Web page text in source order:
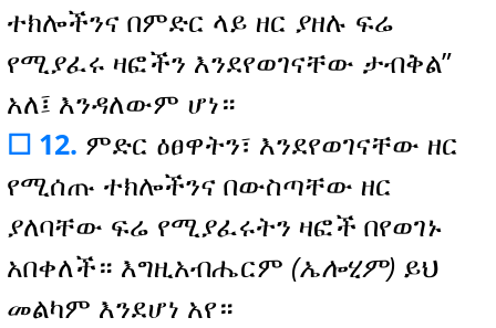
ተክሎችንና በምድር ላይ ዘር ያዘሉ ፍሬ
የሚያፈሩ ዛፎችን እንደየወገናቸው ታብቅል”
አለ፤ እንዳለውም ሆነ።
☐ 12. ምድር ዕፀዋትን፣ እንደየወገናቸው ዘር
የሚሰጡ ተክሎችንና በውስጣቸው ዘር
ያለባቸው ፍሬ የሚያፈሩትን ዛፎች በየወገኑ
አበቀለች። እግዚአብሔርም (ኤሎሂም) ይህ
መልካም እንደሆነ አየ።